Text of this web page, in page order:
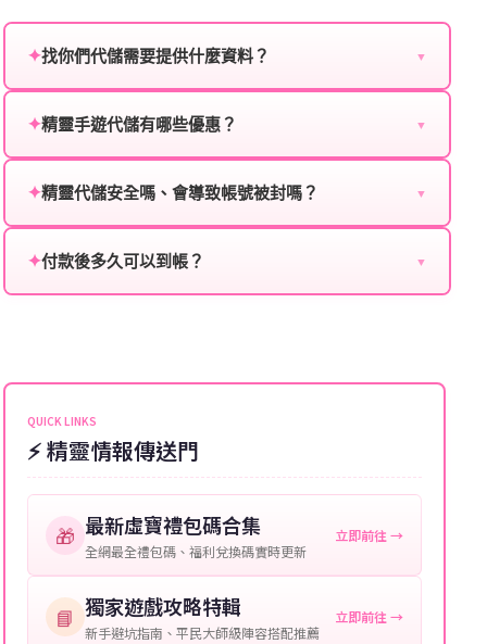
✦找你們代儲需要提供什麼資料？ ▼
服：
角色名稱：您遊戲中的角色名稱。
等級：角色的當前等級。
提供這些信息能幫助我們更快地處理您的代儲需求，確
保您盡享遊戲樂趣！
✦精靈手遊代儲有哪些優惠？ ▼
贈送、大額儲值優惠及節日限定活動，儲值最低6折
✦精靈代儲安全嗎、會導致帳號被封嗎？ ▼
單，不使用外掛程式、非法點數或異常儲值管道。您獲
✦付款後多久可以到帳？ ▼
可直接聯絡客服查詢訂單進度。
QUICK LINKS
⚡ 精靈情報傳送門
🎁 最新虛寶禮包碼合集
全網最全禮包碼、福利兌換碼實時更新
立即前往 →
📘 獨家遊戲攻略特輯
新手避坑指南、平民大師級陣容搭配推薦
立即前往 →